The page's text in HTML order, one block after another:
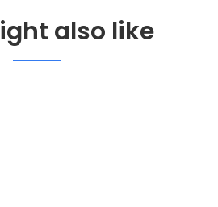
also like